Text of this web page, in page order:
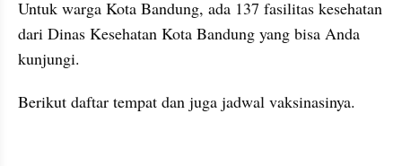
Untuk warga Kota Bandung, ada 137 fasilitas kesehatan
dari Dinas Kesehatan Kota Bandung yang bisa Anda
kunjungi.
Berikut daftar tempat dan juga jadwal vaksinasinya.